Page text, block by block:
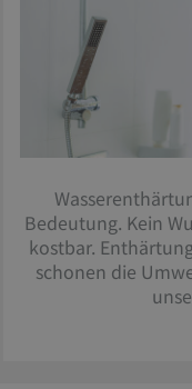
Bedeutung. Kein
kostbar.
schonen die